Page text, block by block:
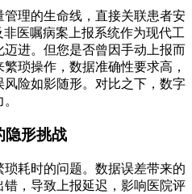
理的生命线，直接关联患者安
医嘱病案上报系统作为现代工
进。但您是否曾因手动上报而
琐操作，数据准确性要求高，
险如影随形。对比之下，数字
隐形挑战
耗时的问题。数据误差带来的
，导致上报延迟，影响医院评